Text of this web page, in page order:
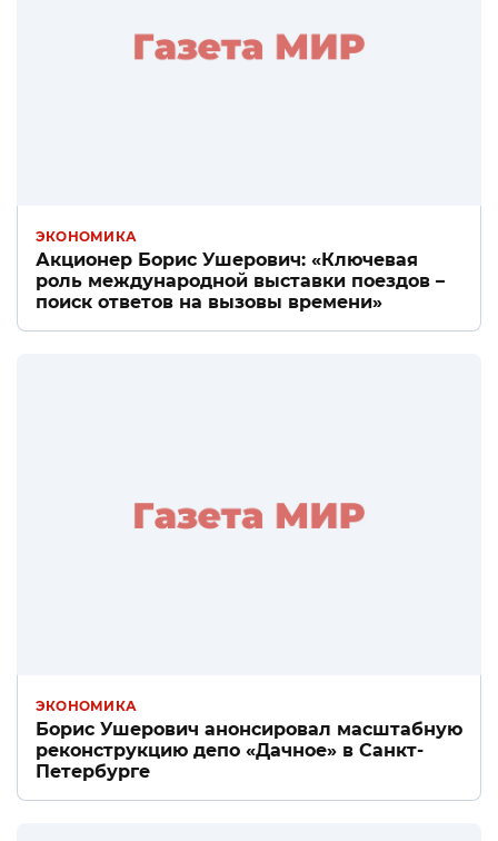
ЭКОНОМИКА
Акционер Борис Ушерович: «Ключевая
роль международной выставки поездов –
поиск ответов на вызовы времени»
ЭКОНОМИКА
Борис Ушерович анонсировал масштабную
реконструкцию депо «Дачное» в Санкт-
Петербурге